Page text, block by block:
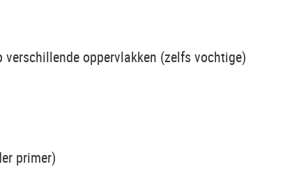
verschillende oppervlakken (zelfs vochtige)
primer)